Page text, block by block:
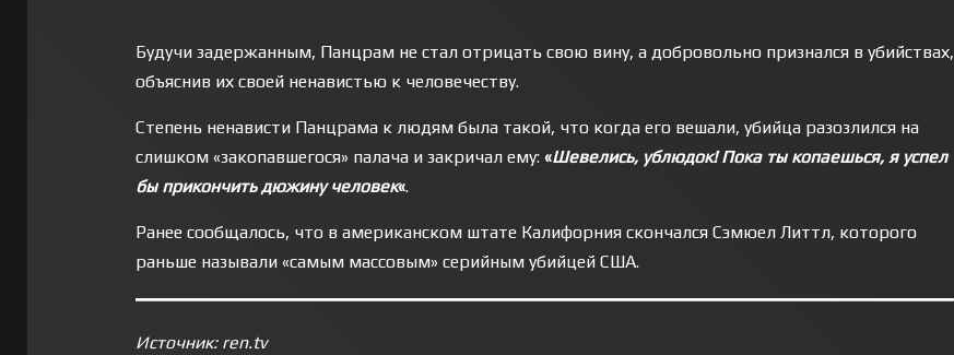
Будучи задержанным, Панцрам не стал отрицать свою вину, а добровольно признался в убийствах,
объяснив их своей ненавистью к человечеству.
Степень ненависти Панцрама к людям была такой, что когда его вешали, убийца разозлился на
слишком «закопавшегося» палача и закричал ему: «Шевелись, ублюдок! Пока ты копаешься, я успел
бы прикончить дюжину человек«.
Ранее сообщалось, что в американском штате Калифорния скончался Сэмюел Литтл, которого
раньше называли «самым массовым» серийным убийцей США.
Источник: ren.tv